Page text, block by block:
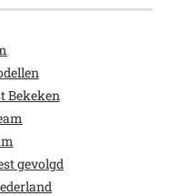
Bekeken
gevolgd